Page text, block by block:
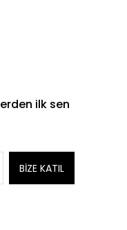
ilk sen
BİZE KATIL